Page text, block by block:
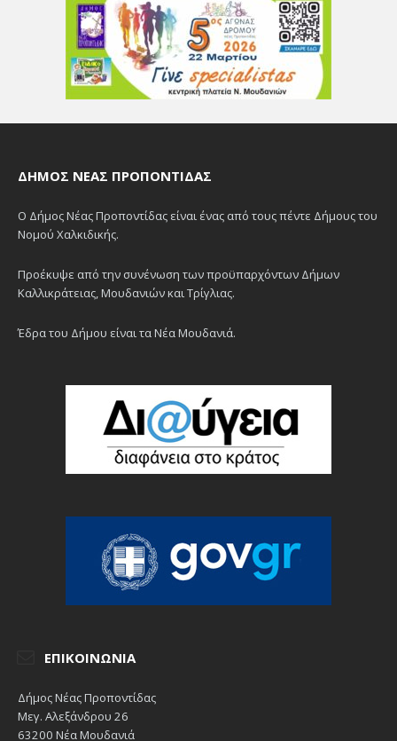
ΔΉΜΟΣ ΝΈΑΣ ΠΡΟΠΟΝΤΊΔΑΣ
Ο Δήμος Νέας Προποντίδας είναι ένας από τους πέντε Δήμους του
Νομού Χαλκιδικής.
Προέκυψε από την συνένωση των προϋπαρχόντων Δήμων
Καλλικράτειας, Μουδανιών και Τρίγλιας.
Έδρα του Δήμου είναι τα Νέα Μουδανιά.
ΕΠΙΚΟΙΝΩΝΊΑ
Δήμος Νέας Προποντίδας
Μεγ. Αλεξάνδρου 26
63200 Νέα Μουδανιά